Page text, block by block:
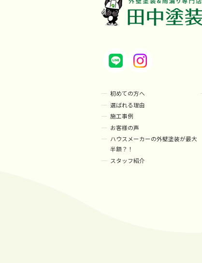
初めての方へ
選ばれる理由
施工事例
お客様の声
ハウスメーカーの外壁塗装が最大
半額？！
スタッフ紹介